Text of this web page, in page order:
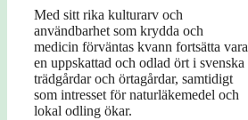
Med sitt rika kulturarv och
användbarhet som krydda och
medicin förväntas kvann fortsätta vara
en uppskattad och odlad ört i svenska
trädgårdar och örtagårdar, samtidigt
som intresset för naturläkemedel och
lokal odling ökar.